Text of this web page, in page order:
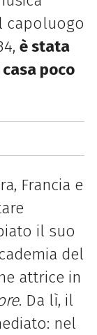
capoluogo
è stata
poco
Francia e
il suo
del
attrice in
. Da lì, il
nel